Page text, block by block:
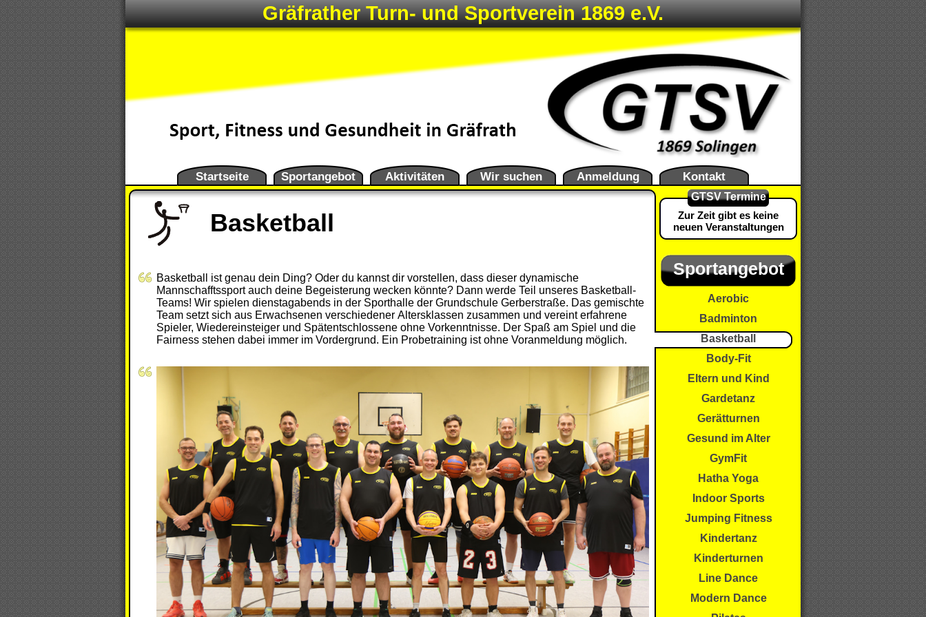
Gräfrather Turn- und Sportverein 1869 e.V.
Startseite Sportangebot Aktivitäten Wir suchen Anmeldung Kontakt
Basketball
Basketball ist genau dein Ding? Oder du kannst dir vorstellen, dass dieser dynamische
Mannschafftssport auch deine Begeisterung wecken könnte? Dann werde Teil unseres Basketball-
Teams! Wir spielen dienstagabends in der Sporthalle der Grundschule Gerberstraße. Das gemischte
Team setzt sich aus Erwachsenen verschiedener Altersklassen zusammen und vereint erfahrene
Spieler, Wiedereinsteiger und Spätentschlossene ohne Vorkenntnisse. Der Spaß am Spiel und die
Fairness stehen dabei immer im Vordergrund. Ein Probetraining ist ohne Voranmeldung möglich.
GTSV Termine
Zur Zeit gibt es keine
neuen Veranstaltungen
Sportangebot
Aerobic
Badminton
Basketball
Body-Fit
Eltern und Kind
Gardetanz
Gerätturnen
Gesund im Alter
GymFit
Hatha Yoga
Indoor Sports
Jumping Fitness
Kindertanz
Kinderturnen
Line Dance
Modern Dance